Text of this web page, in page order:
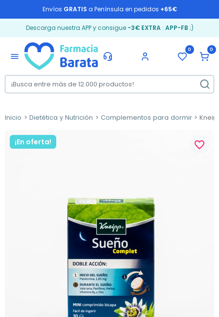
Envíos GRATIS a Península en pedidos +65€
Descarga nuestra APP y consigue -3€ EXTRA: APP-FB ;)
menu
0 0
Inicio Dietética y Nutrición Complementos para dormir
¡En oferta! favorite_border